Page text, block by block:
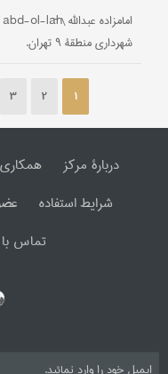
شهرداری منطقۀ ۹ تهران.
1
2
3
دربارۀ مرکز
شرایط استفاده
تماس